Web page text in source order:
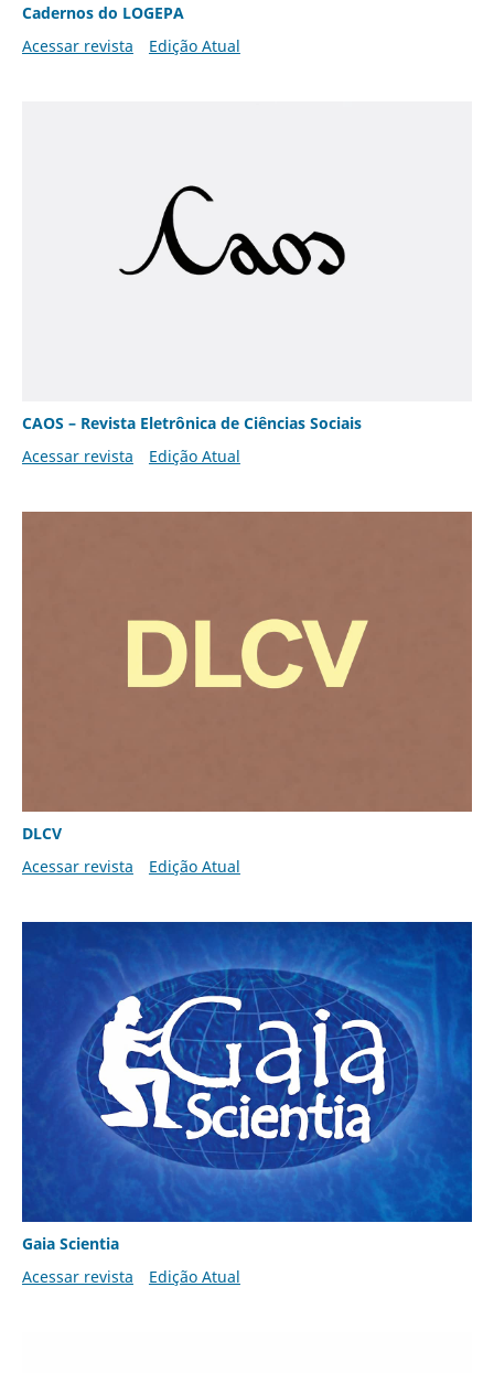
Cadernos do LOGEPA
Acessar revista
Edição Atual
CAOS – Revista Eletrônica de Ciências Sociais
Acessar revista
Edição Atual
DLCV
Acessar revista
Edição Atual
Gaia Scientia
Acessar revista
Edição Atual